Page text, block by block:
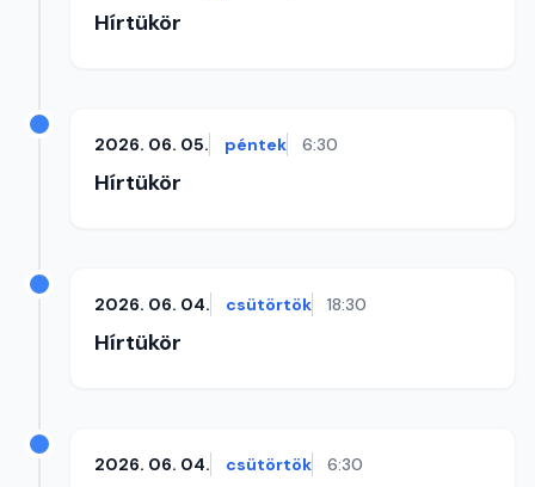
Hírtükör
2026. 06. 05. péntek 6:30
Hírtükör
2026. 06. 04. csütörtök 18:30
Hírtükör
2026. 06. 04. csütörtök 6:30